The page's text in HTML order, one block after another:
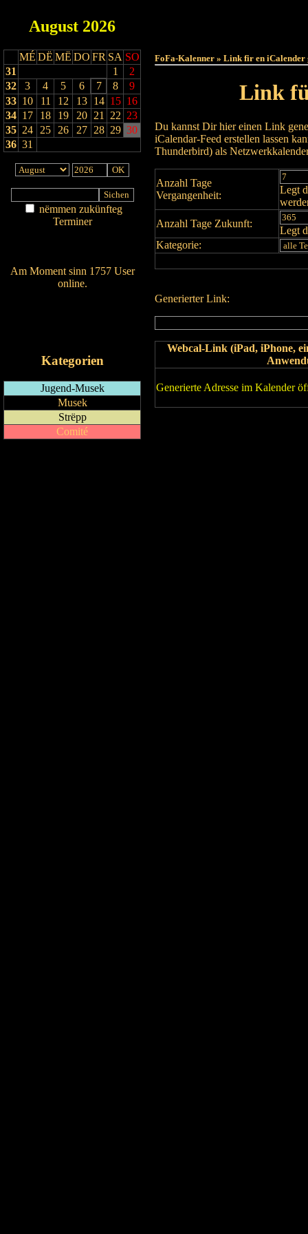
August 2026
MÉ DË MË DO FR SA SO
31
1
2
32
3 4 5 6 7 8
9
33 10 11 12 13 14 15 16
34 17 18 19 20 21 22 23
35 24 25 26 27 28 29 30
36 31
nëmmen zukünfteg
Terminer
Am Moment sinn 1757 User
online.
Kategorien
Jugend-Musek
Musek
Strëpp
Comité
FoFa-Kalenner » Link fir en iCalender
Link
Du kannst Dir hier einen Link
iCalendar-Feed erstellen lassen
Thunderbird) als
Anzahl Tage
Vergangenheit:
Legt
Anzahl Tage Zukunft:
Legt
Kategorie:
Generierter Link:
Webcal-Link (iPad, iPhone,
Generierte Adresse im Kalender